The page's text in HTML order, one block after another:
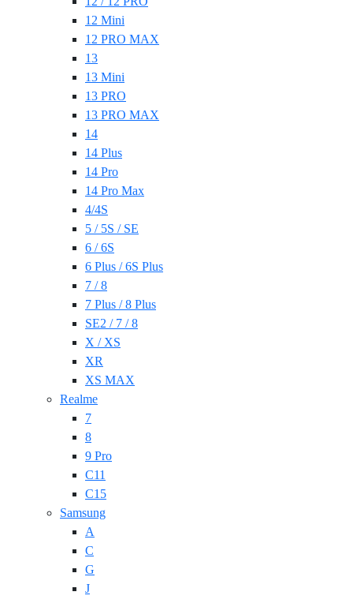
12 Mini
12 PRO MAX
13
13 Mini
13 PRO
13 PRO MAX
14
14 Plus
14 Pro
14 Pro Max
4/4S
5 / 5S / SE
6 / 6S
6 Plus / 6S Plus
7 / 8
7 Plus / 8 Plus
SE2 / 7 / 8
X / XS
XR
XS MAX
Realme
7
8
9 Pro
C11
C15
Samsung
A
C
G
J